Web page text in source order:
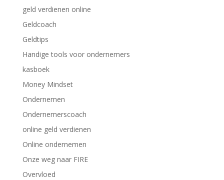
geld verdienen online
Geldcoach
Geldtips
Handige tools voor ondernemers
kasboek
Money Mindset
Ondernemen
Ondernemerscoach
online geld verdienen
Online ondernemen
Onze weg naar FIRE
Overvloed